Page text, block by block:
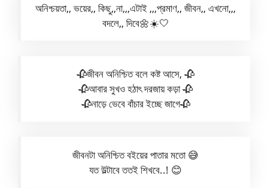
অনিশ্চয়তা,, ভয়ের,, কিছু,,না,,,এটাই ,,,প্রমাণ,, জীবন,, এখনো,,,
বদলে,, দিবে🌼☀️🤍
🥀জীবন অনিশ্চিত বলে কষ্ট আসে, 🥀
🥀আবার সুখও হঠাৎ দরজায় কড়া 🥀
🥀নাড়ে ভেবে বাঁচার ইচ্ছে জাগে🥀
জীবনটা অনিশ্চিত বইয়ের পাতার মতো 😅
যত উল্টাবে ততই শিখবে..! 😊